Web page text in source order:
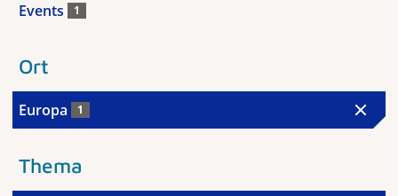
Events 1
Ort
Europa 1
Thema